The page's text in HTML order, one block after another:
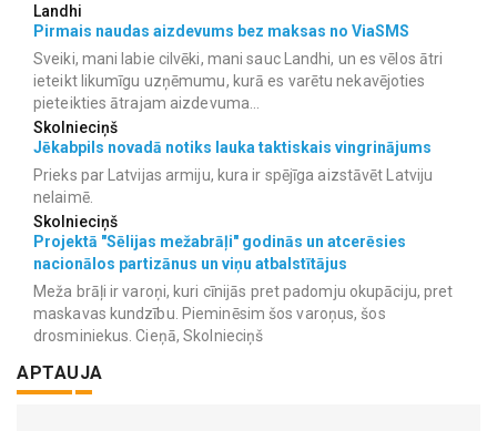
Landhi
Pirmais naudas aizdevums bez maksas no ViaSMS
Sveiki, mani labie cilvēki, mani sauc Landhi, un es vēlos ātri
ieteikt likumīgu uzņēmumu, kurā es varētu nekavējoties
pieteikties ātrajam aizdevuma...
Skolnieciņš
Jēkabpils novadā notiks lauka taktiskais vingrinājums
Prieks par Latvijas armiju, kura ir spējīga aizstāvēt Latviju
nelaimē.
Skolnieciņš
Projektā "Sēlijas mežabrāļi" godinās un atcerēsies
nacionālos partizānus un viņu atbalstītājus
Meža brāļi ir varoņi, kuri cīnijās pret padomju okupāciju, pret
maskavas kundzību. Pieminēsim šos varoņus, šos
drosminiekus. Cieņā, Skolnieciņš
APTAUJA